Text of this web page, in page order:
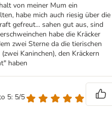
von meiner Mum ein
habe mich auch riesig über die
gefreut... sahen gut aus, sind
habe die Kräcker
zwei Sterne da die tierischen
Kaninchen), den Kräckern
haben
5: 5/5